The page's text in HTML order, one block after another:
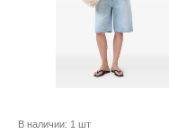
В наличии: 1 шт